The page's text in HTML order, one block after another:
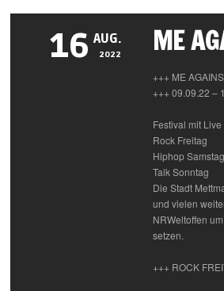
16 AUG.
2022 ME
+++ ME
+++ 09.09.22 –
Festival mit
Rock Freitag
Hiphop Samstag
Talk Sonntag
Die Stadt
und vielen
NRWeltoffen
setzen.
+++ ROCK